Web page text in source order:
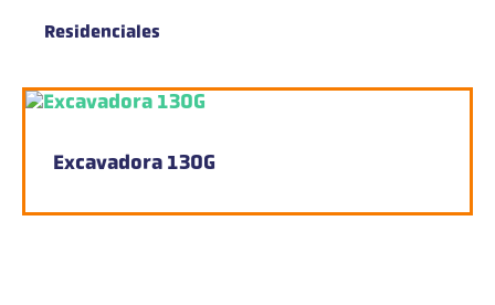
Residenciales
Excavadora 130G